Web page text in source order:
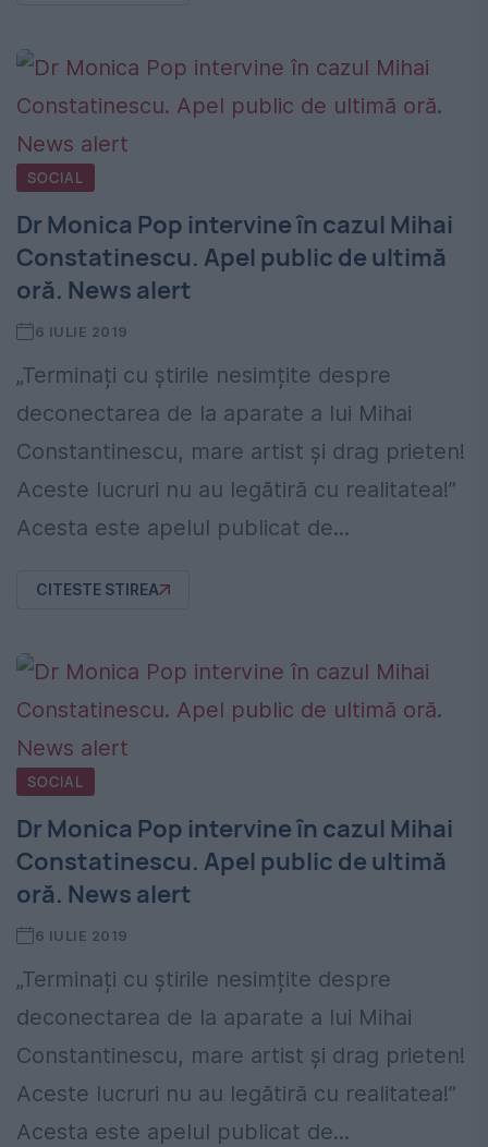
SOCIAL
Dr Monica Pop intervine în cazul Mihai
Constatinescu. Apel public de ultimă
oră. News alert
6 IULIE 2019
„Terminați cu știrile nesimțite despre
deconectarea de la aparate a lui Mihai
Constantinescu, mare artist și drag prieten!
Aceste lucruri nu au legătiră cu realitatea!”
Acesta este apelul publicat de...
CITESTE STIREA
SOCIAL
Dr Monica Pop intervine în cazul Mihai
Constatinescu. Apel public de ultimă
oră. News alert
6 IULIE 2019
„Terminați cu știrile nesimțite despre
deconectarea de la aparate a lui Mihai
Constantinescu, mare artist și drag prieten!
Aceste lucruri nu au legătiră cu realitatea!”
Acesta este apelul publicat de...